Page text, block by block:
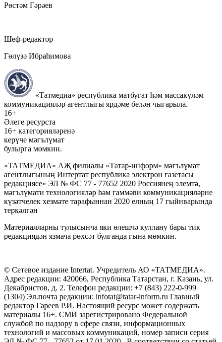
Рөстәм Гәрәев
Шеф-редактор
Гөлүзә Ибраһимова
«Татмедиа» республика матбугат һәм массакүләм
коммуникацияләр агентлыгы ярдәме белән чыгарыла.
16+
Әлеге ресурста
16+ категорияләренә
керүче мәгълүмат
булырга мөмкин.
«ТАТМЕДИА» АҖ филиалы «Татар-информ» мәгълүмат
агентлыгының Интертат республика электрон газетасы
редакциясе» ЭЛ № ФС 77 - 77652 2020 Россиянең элемтә,
мәгълүмати технологияләр һәм гаммәви коммуникацияләрне
күзәтчелек хезмәте тарафыннан 2020 елның 17 гыйнварында
теркәлгән
Материалларны тулысынча яки өлешчә куллану бары тик
редакциядән язмача рөхсәт булганда гына мөмкин.
© Сетевое издание Intertat. Учредитель АО «ТАТМЕДИА».
Адрес редакции: 420066, Республика Татарстан, г. Казань, ул.
Декабристов, д. 2. Телефон редакции: +7 (843) 222-0-999
(1304) Эл.почта редакции: infotat@tatar-inform.ru Главный
редактор Гареев Р.И. Настоящий ресурс может содержать
материалы 16+. СМИ зарегистрировано Федеральной
службой по надзору в сфере связи, информационных
технологий и массовых коммуникаций, номер записи серия